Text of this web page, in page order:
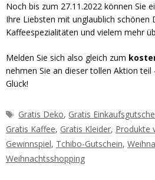
Noch bis zum 27.11.2022 können Sie
Ihre Liebsten mit unglaublich schönen
Kaffeespezialitäten und vielem mehr
Melden Sie sich also gleich zum
nehmen Sie an dieser tollen Aktion teil
Glück!
Schlagwörter
Gratis Deko, Gratis
Gratis Kaffee, Gratis Kleider, Produkte
Gewinnspiel, Tchibo-Gutschein,
Weihnachtsshopping